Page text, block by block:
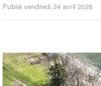
Publié vendredi 24 avril 2026